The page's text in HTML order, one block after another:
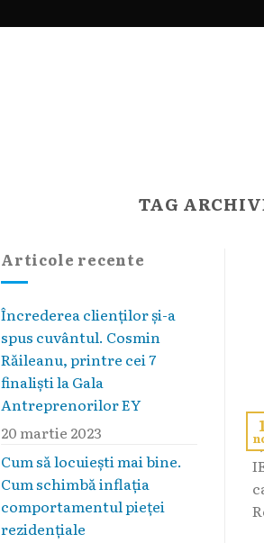
TAG
Articole recente
Încrederea clienților și-a
spus cuvântul. Cosmin
Răileanu, printre cei 7
finaliști la Gala
Antreprenorilor EY
20 martie 2023
Cum să locuieşti mai bine.
Cum schimbă inflaţia
comportamentul pieţei
rezidenţiale